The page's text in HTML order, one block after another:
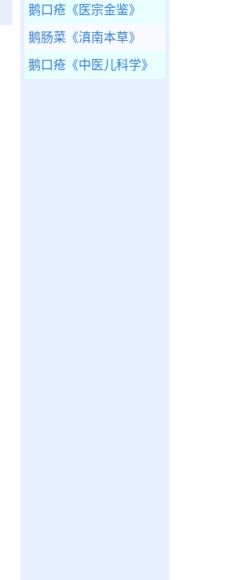
鹅口疮 《医宗金鉴》
鹅肠菜 《滇南本草》
鹅口疮 《中医儿科学》